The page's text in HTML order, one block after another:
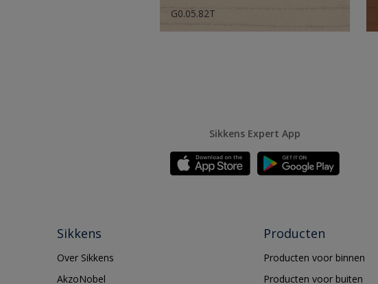
G0.05.82T
Sikkens Expert App
Sikkens
Over Sikkens
AkzoNobel
Producten
Producten voor binnen
Producten voor buiten